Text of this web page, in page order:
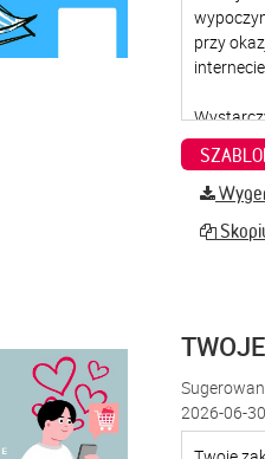
2026-06-